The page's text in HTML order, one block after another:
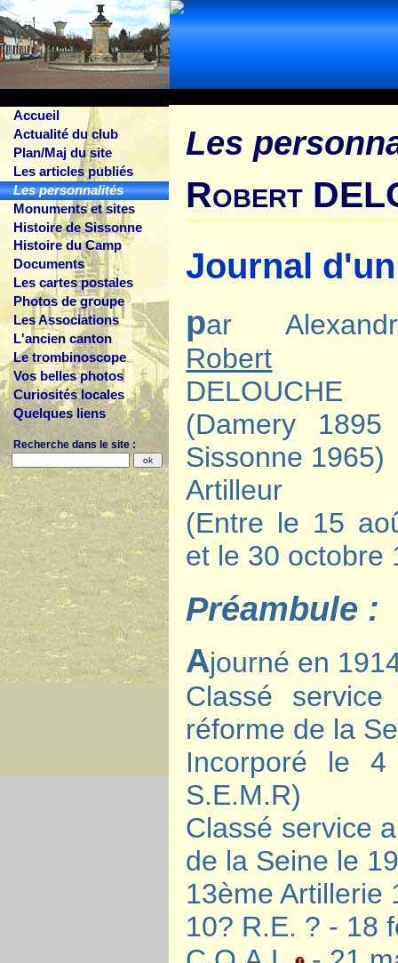
Accueil
Actualité du club
Plan/Maj du site
Les articles publiés
Les personnalités
Monuments et sites
Histoire de Sissonne
Histoire du Camp
Documents
Les cartes postales
Photos de groupe
Les Associations
L'ancien canton
Le trombinoscope
Vos belles photos
Curiosités locales
Quelques liens
Recherche dans le site :
Les
Robert
Journal
par
Robert
DELOUCHE
(Damery
Sissonne 1965)
Artilleur
(Entre le 15
et le 30 octobre
Préambule :
Ajourné en
Classé
réforme de la
Incorporé le
S.E.M.R)
Classé service
de la Seine le
13ème Artillerie
10? R.E. ? - 18